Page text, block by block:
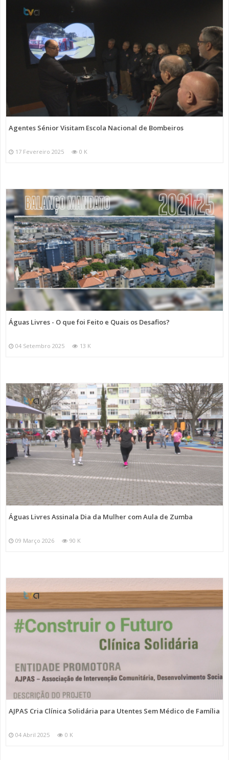
Agentes Sénior Visitam Escola Nacional de Bombeiros
17 Fevereiro 2025 0 K
Águas Livres - O que foi Feito e Quais os Desafios?
04 Setembro 2025 13 K
Águas Livres Assinala Dia da Mulher com Aula de Zumba
09 Março 2026 90 K
AJPAS Cria Clínica Solidária para Utentes Sem Médico de Família
04 Abril 2025 0 K